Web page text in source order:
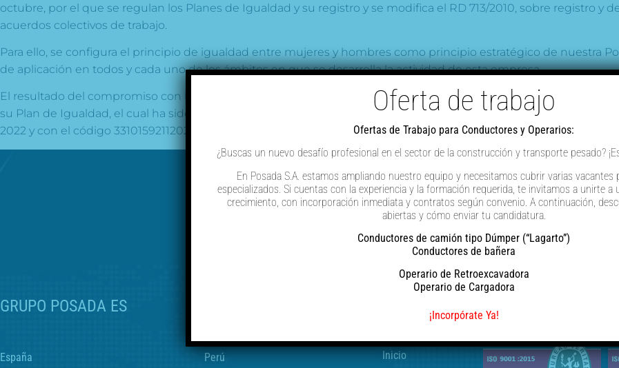
octubre, por el que se regulan los Planes de Igualdad y su registro y se modifica el RD 713/2010, sobre registro y
acuerdos colectivos de trabajo.
Para ello, se configura el principio de igualdad entre mujeres y hombres como principio estratégico de nuestra
de aplicación en todos y cada uno de los ámbitos en que se desarrolla la actividad de esta empresa.
El resultado del compromiso con la Igualdad entre mujeres y hombres existente en POSADA ORGANIZACIÓN,
su Plan de Igualdad, el cual ha sido firmado el 3 de octubre de 2022 e inscrito en el registro de convenios
2022 y con el código 33101592112022.
GRUPO POSADA ES
España Perú
Mapa web
Inicio
CERTIFICACIONES
Oferta de trabajo
Ofertas de Trabajo para Conductores y Operarios:
¿Buscas un nuevo desafío profesional en el sector de la construcción y transporte pesado?
En Posada S.A. estamos ampliando nuestro equipo y necesitamos cubrir varias vacantes
especializados. Si cuentas con la experiencia y la formación requerida, te invitamos a unirte a
crecimiento, con incorporación inmediata y contratos según convenio. A continuación,
abiertas y cómo enviar tu candidatura.
Conductores de camión tipo Dúmper (“Lagarto”)
Conductores de bañera
Operario de Retroexcavadora
Operario de Cargadora
¡Incorpórate Ya!